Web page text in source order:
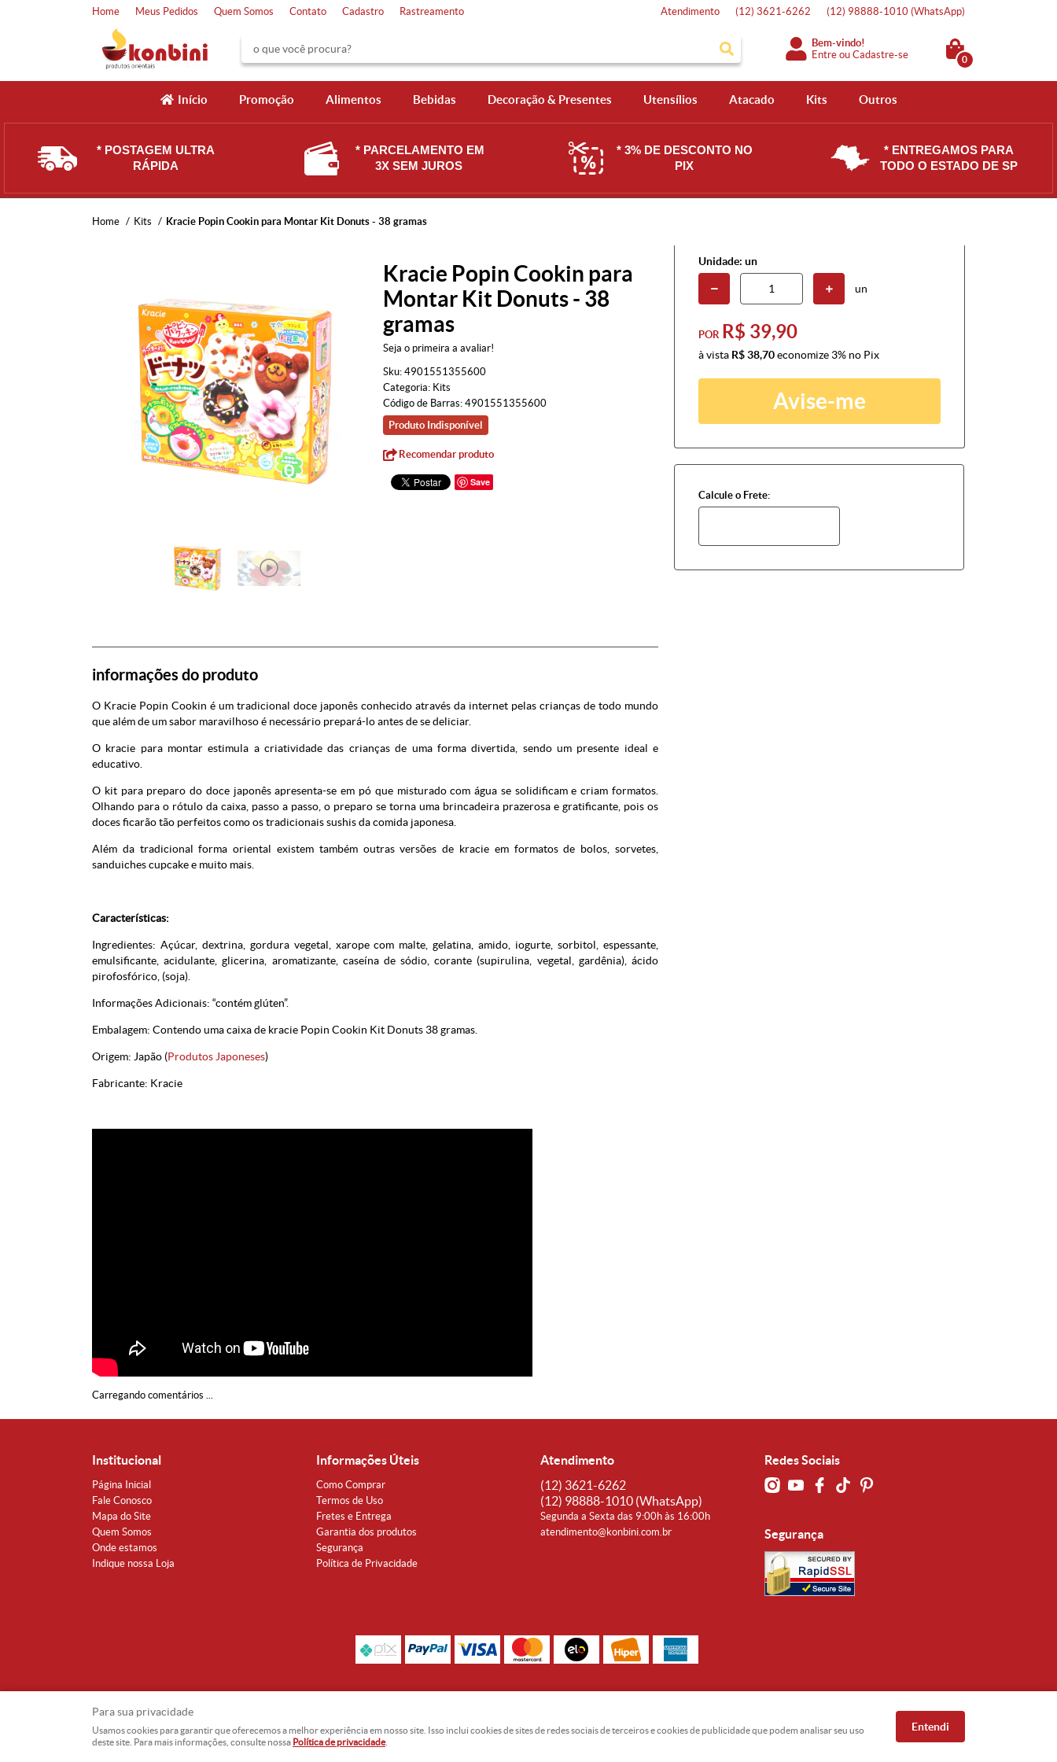
Home Meus Pedidos Quem Somos Contato Cadastro Rastreamento Atendimento (12) 3621-6262 (12) 98888-1010 (WhatsApp)
Bem-vindo!
Entre ouCadastre-se 0
Início Promoção Alimentos Bebidas Decoração & Presentes Utensílios Atacado Kits Outros
* POSTAGEM ULTRA
RÁPIDA
* PARCELAMENTO EM
3X SEM JUROS
* 3% DE DESCONTO NO
PIX
* ENTREGAMOS PARA
TODO O ESTADO DE SP
Home Kits Kracie Popin Cookin para Montar Kit Donuts - 38 gramas
Kracie Popin Cookin para
Montar Kit Donuts - 38
gramas
Seja o primeira a avaliar!
Sku: 4901551355600
Categoria: Kits
Código de Barras: 4901551355600
Produto Indisponível
Recomendar produto
Save
Unidade: un
un
POR R$ 39,90
à vista R$ 38,70economize 3% no Pix
Avise-me
Calcule o Frete:
informações do produto
O Kracie Popin Cookin é um tradicional doce japonês conhecido através da internet pelas crianças de todo mundo
que além de um sabor maravilhoso é necessário prepará-lo antes de se deliciar.
O kracie para montar estimula a criatividade das crianças de uma forma divertida, sendo um presente ideal e
educativo.
O kit para preparo do doce japonês apresenta-se em pó que misturado com água se solidificam e criam formatos.
Olhando para o rótulo da caixa, passo a passo, o preparo se torna uma brincadeira prazerosa e gratificante, pois os
doces ficarão tão perfeitos como os tradicionais sushis da comida japonesa.
Além da tradicional forma oriental existem também outras versões de kracie em formatos de bolos, sorvetes,
sanduiches cupcake e muito mais.
Características:
Ingredientes: Açúcar, dextrina, gordura vegetal, xarope com malte, gelatina, amido, iogurte, sorbitol, espessante,
emulsificante, acidulante, glicerina, aromatizante, caseína de sódio, corante (supirulina, vegetal, gardênia), ácido
pirofosfórico, (soja).
Informações Adicionais: “contém glúten”.
Embalagem: Contendo uma caixa de kracie Popin Cookin Kit Donuts 38 gramas.
Origem: Japão (Produtos Japoneses)
Fabricante: Kracie
Carregando comentários ...
Institucional
Página Inicial
Fale Conosco
Mapa do Site
Quem Somos
Onde estamos
Indique nossa Loja
Informações Úteis
Como Comprar
Termos de Uso
Fretes e Entrega
Garantia dos produtos
Segurança
Política de Privacidade
Atendimento
(12) 3621-6262
(12) 98888-1010 (WhatsApp)
Segunda a Sexta das 9:00h às 16:00h
atendimento@konbini.com.br
Redes Sociais
Segurança
Para sua privacidade
Usamos cookies para garantir que oferecemos a melhor experiência em nosso site. Isso inclui cookies de sites de redes sociais de terceiros e cookies de publicidade que podem analisar seu uso
deste site. Para mais informações, consulte nossa Política de privacidade.
Entendi